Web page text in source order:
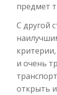
предмет
С другой
и очень
открыть